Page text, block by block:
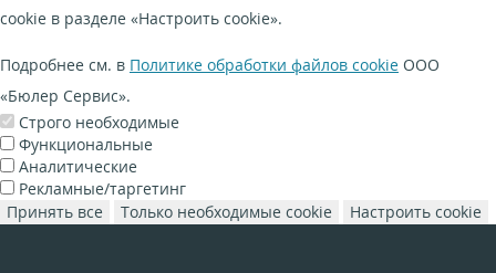
cookie в разделе «Настроить cookie».
Подробнее см. в Политике обработки файлов cookie ООО
«Бюлер Сервис».
Строго необходимые
Функциональные
Аналитические
Рекламные/таргетинг
Принять все
Только необходимые cookie Настроить cookie